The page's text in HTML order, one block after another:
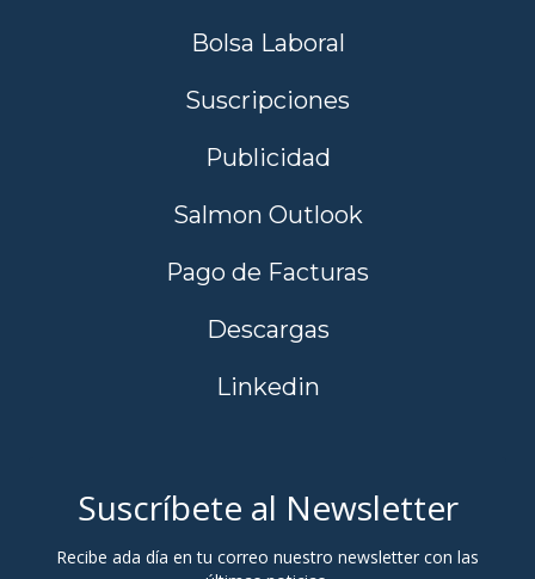
Bolsa Laboral
Suscripciones
Publicidad
Salmon Outlook
Pago de Facturas
Descargas
Linkedin
Suscríbete al Newsletter
Recibe ada día en tu correo nuestro newsletter con las